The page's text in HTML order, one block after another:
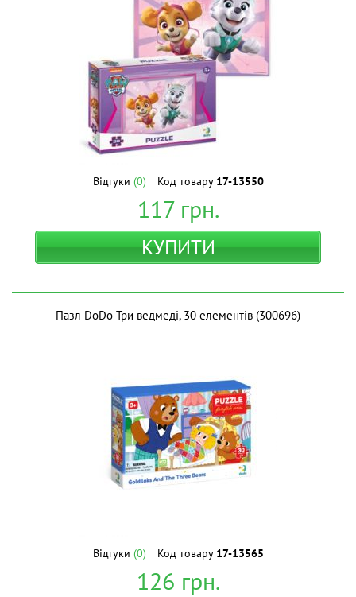
Відгуки (0) Код товару 17-13550
117грн.
КУПИТИ
Пазл DoDo Три ведмеді, 30 елементів (300696)
Відгуки (0) Код товару 17-13565
126 грн.